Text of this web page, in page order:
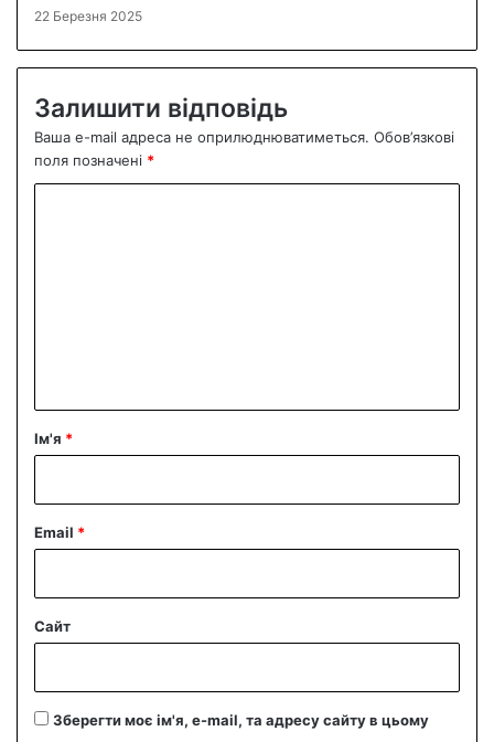
22 Березня 2025
Залишити відповідь
Ваша e-mail адреса не оприлюднюватиметься. Обов’язкові
поля позначені *
рІм'я *
Email *
Сайт
Зберегти моє ім'я, e-mail, та адресу сайту в цьому